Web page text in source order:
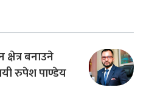
क्षेत्र बनाउने
रुपेश पाण्डेय